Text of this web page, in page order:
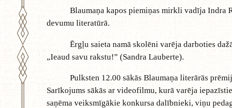
Blaumaņa kapos piemiņas mirkli vadīja Indra
devumu literatūrā.
Ērgļu saieta namā skolēni varēja darboties
„Ieaud savu rakstu!” (Sandra Lauberte).
Pulksten 12.00 sākās Blaumaņa literārās
Sarīkojums sākās ar videofilmu, kurā varēja
saņēma veiksmīgākie konkursa dalībnieki, viņu